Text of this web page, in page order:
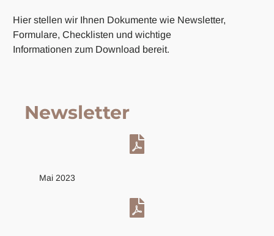
Hier stellen wir Ihnen Dokumente wie Newsletter,
Formulare, Checklisten und wichtige
Informationen zum Download bereit.
Newsletter
Mai 2023